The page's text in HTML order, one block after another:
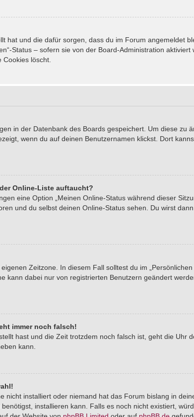
hat und die dafür sorgen, dass du im Forum angemeldet
Status – sofern sie von der Board-Administration
löscht.
in der Datenbank des Boards gespeichert. Um diese zu
wenn du auf deinen Benutzernamen klickst. Dort
Online-Liste auftaucht?
eine Option „Meinen Online-Status während dieser
und du selbst deinen Online-Status sehen. Du wirst
Zeitzone. In diesem Fall solltest du im
kann dabei nur von registrierten Benutzern geändert
immer noch falsch!
hast und die Zeit trotzdem noch falsch ist, geht die Uhr
kann.
nicht installiert oder niemand hat das Forum bislang in
installieren kann. Falls es noch nicht existiert,